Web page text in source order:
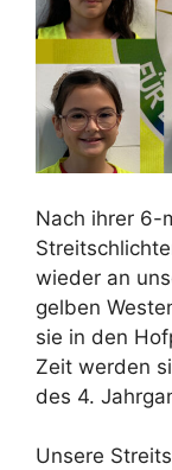
Nach ihrer 6-
wieder an
gelben
sie in den
Zeit werden
des 4.
Unsere